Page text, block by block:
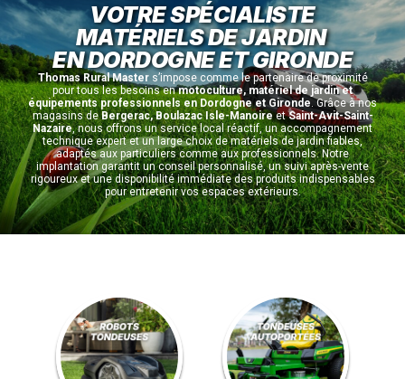
VOTRE SPÉCIALISTE
MATÉRIELS DE JARDIN
EN DORDOGNE ET GIRONDE
Thomas Rural Masters’impose comme le partenaire de proximité
pour tous les besoins enmotoculture, matériel de jardin et
équipements professionnels en Dordogne et Gironde. Grâce à nos
magasins deBergerac, Boulazac Isle-Manoire etSaint-Avit-Saint-
Nazaire, nous offrons un service local réactif, un accompagnement
technique expert et un large choix de matériels de jardin fiables,
adaptés aux particuliers comme aux professionnels. Notre
implantation garantit un conseil personnalisé, un suivi après-vente
rigoureux et une disponibilité immédiate des produits indispensables
pour entretenir vos espaces extérieurs.